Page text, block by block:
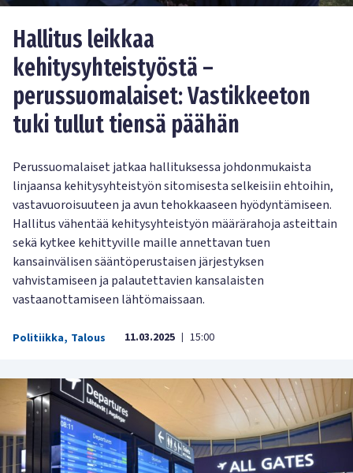
Hallitus leikkaa
kehitysyhteistyöstä –
perussuomalaiset: Vastikkeeton
tuki tullut tiensä päähän
Perussuomalaiset jatkaa hallituksessa johdonmukaista
linjaansa kehitysyhteistyön sitomisesta selkeisiin ehtoihin,
vastavuoroisuuteen ja avun tehokkaaseen hyödyntämiseen.
Hallitus vähentää kehitysyhteistyön määrärahoja asteittain
sekä kytkee kehittyville maille annettavan tuen
kansainvälisen sääntöperustaisen järjestyksen
vahvistamiseen ja palautettavien kansalaisten
vastaanottamiseen lähtömaissaan.
Politiikka, Talous 11.03.2025 | 15:00